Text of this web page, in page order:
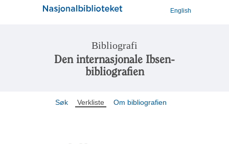
English
Bibliografi
Den internasjonale Ibsen-
bibliografien
Søk Verkliste Om bibliografien